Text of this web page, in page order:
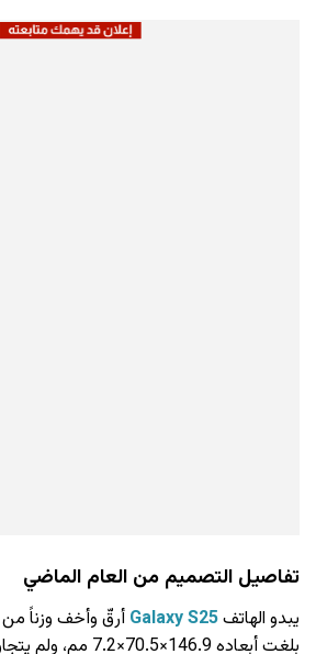
تفاصيل التصميم من العام الماضي
يبدو الهاتفGalaxy S25 أرقّ وأخف وزناً